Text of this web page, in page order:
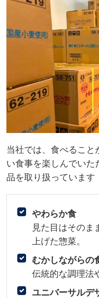
当社では、食べること
い食事を楽しんでい
品を取り扱っています
やわらか食
見た目はそのま
上げた惣菜。
むかしながらの
伝統的な調理法
ユニバーサルデ